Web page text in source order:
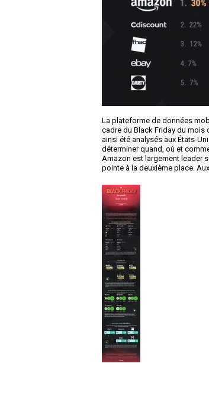
La plateforme de données
cadre du Black Friday du
ainsi été analysés aux États-
déterminer quand, où et
Amazon est largement leader
pointe à la deuxième place.